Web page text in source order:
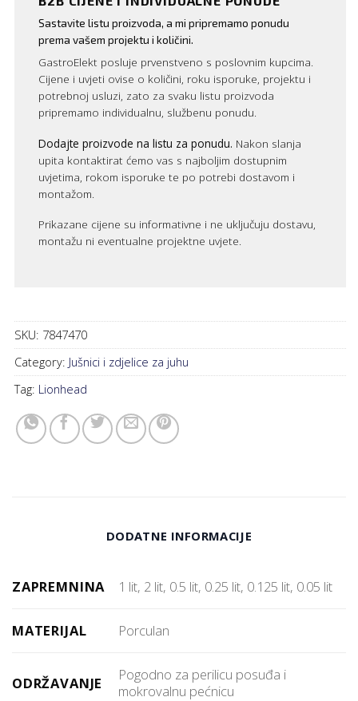
Sastavite listu proizvoda, a mi pripremamo ponudu
prema vašem projektu i količini.
GastroElekt posluje prvenstveno s poslovnim kupcima.
Cijene i uvjeti ovise o količini, roku isporuke, projektu i
potrebnoj usluzi, zato za svaku listu proizvoda
pripremamo individualnu, službenu ponudu.
Dodajte proizvode na listu za ponudu. Nakon slanja
upita kontaktirat ćemo vas s najboljim dostupnim
uvjetima, rokom isporuke te po potrebi dostavom i
montažom.
Prikazane cijene su informativne i ne uključuju dostavu,
montažu ni eventualne projektne uvjete.
SKU: 7847470
Category: Jušnici i zdjelice za juhu
Tag: Lionhead
DODATNE INFORMACIJE
ZAPREMNINA 1 lit, 2 lit, 0.5 lit, 0.25 lit, 0.125 lit, 0.05 lit
MATERIJAL Porculan
ODRŽAVANJE
Pogodno za perilicu posuđa i
mokrovalnu pećnicu